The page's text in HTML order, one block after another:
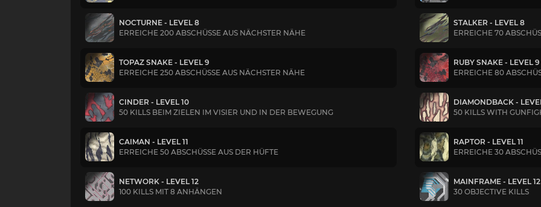
NOCTURNE - LEVEL 8
ERREICHE 200 ABSCHÜSSE AUS NÄCHSTER NÄHE
TOPAZ SNAKE - LEVEL 9
ERREICHE 250 ABSCHÜSSE AUS NÄCHSTER NÄHE
CINDER - LEVEL 10
50 KILLS BEIM ZIELEN IM VISIER UND IN DER BEWEGUNG
CAIMAN - LEVEL 11
ERREICHE 50 ABSCHÜSSE AUS DER HÜFTE
NETWORK - LEVEL 12
100 KILLS MIT 8 ANHÄNGEN
STALKER - LEVEL 8
ERREICHE 70
RUBY SNAKE - LEVEL 9
ERREICHE 80
DIAMONDBACK -
50 KILLS WITH
RAPTOR - LEVEL 11
ERREICHE 30
MAINFRAME - LEVEL 12
30 OBJECTIVE KILLS